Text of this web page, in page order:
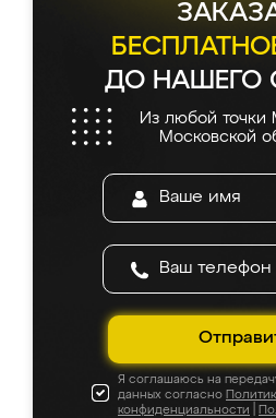
ДО НАШЕГО
Из любой точки
Московской
Я соглашаюсь на
данных согласно
конфиденциальности